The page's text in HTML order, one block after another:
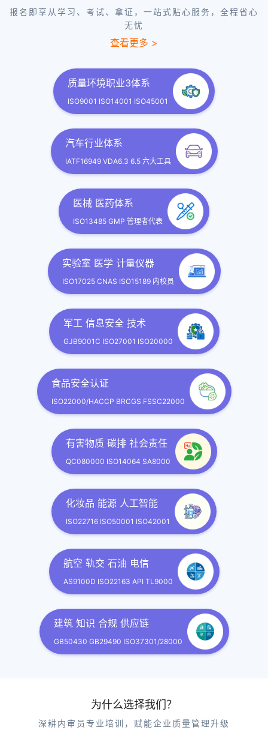
报名即享从学习、考试、拿证，一站式贴心服务，全程省心
无忧
查看更多 >
质量环境职业3体系
ISO9001 ISO14001 ISO45001
汽车行业体系
IATF16949 VDA6.3 6.5 六大工具
医械 医药体系
ISO13485 GMP 管理者代表
实验室 医学 计量仪器
ISO17025 CNAS ISO15189 内校员
军工 信息安全 技术
GJB9001C ISO27001 ISO20000
食品安全认证
ISO22000/HACCP BRCGS FSSC22000
有害物质 碳排 社会责任
QC080000 ISO14064 SA8000
化妆品 能源 人工智能
ISO22716 ISO50001 ISO42001
航空 轨交 石油 电信
AS9100D ISO22163 API TL9000
建筑 知识 合规 供应链
GB50430 GB29490 ISO37301/28000
为什么选择我们？
深耕内审员专业培训，赋能企业质量管理升级